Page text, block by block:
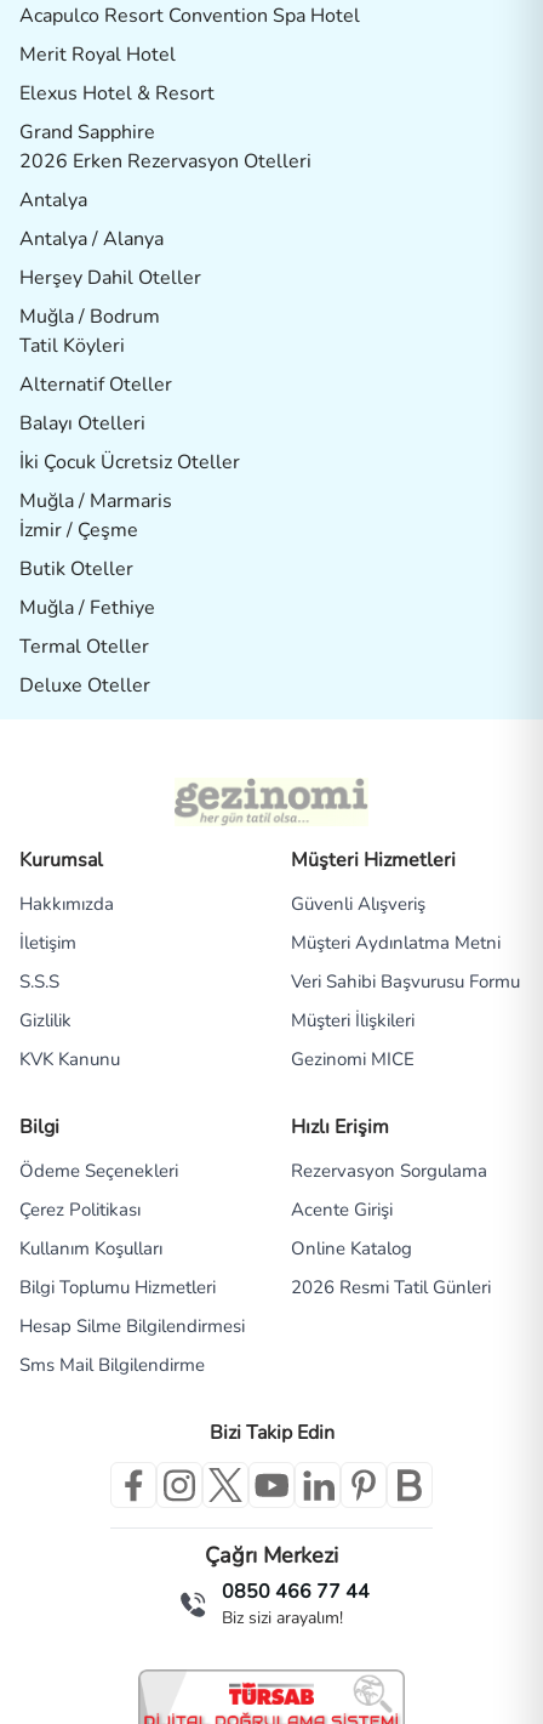
Acapulco Resort Convention Spa Hotel
Merit Royal Hotel
Elexus Hotel & Resort
Grand Sapphire
2026 Erken Rezervasyon Otelleri
Antalya
Antalya / Alanya
Herşey Dahil Oteller
Muğla / Bodrum
Tatil Köyleri
Alternatif Oteller
Balayı Otelleri
İki Çocuk Ücretsiz Oteller
Muğla / Marmaris
İzmir / Çeşme
Butik Oteller
Muğla / Fethiye
Termal Oteller
Deluxe Oteller
Kurumsal
Hakkımızda
İletişim
S.S.S
Gizlilik
KVK Kanunu
Müşteri Hizmetleri
Güvenli Alışveriş
Müşteri Aydınlatma Metni
Veri Sahibi Başvurusu Formu
Müşteri İlişkileri
Gezinomi MICE
Bilgi
Ödeme Seçenekleri
Çerez Politikası
Kullanım Koşulları
Bilgi Toplumu Hizmetleri
Hesap Silme Bilgilendirmesi
Sms Mail Bilgilendirme
Hızlı Erişim
Rezervasyon Sorgulama
Acente Girişi
Online Katalog
2026 Resmi Tatil Günleri
Bizi Takip Edin
Çağrı Merkezi
0850 466 77 44
Biz sizi arayalım!